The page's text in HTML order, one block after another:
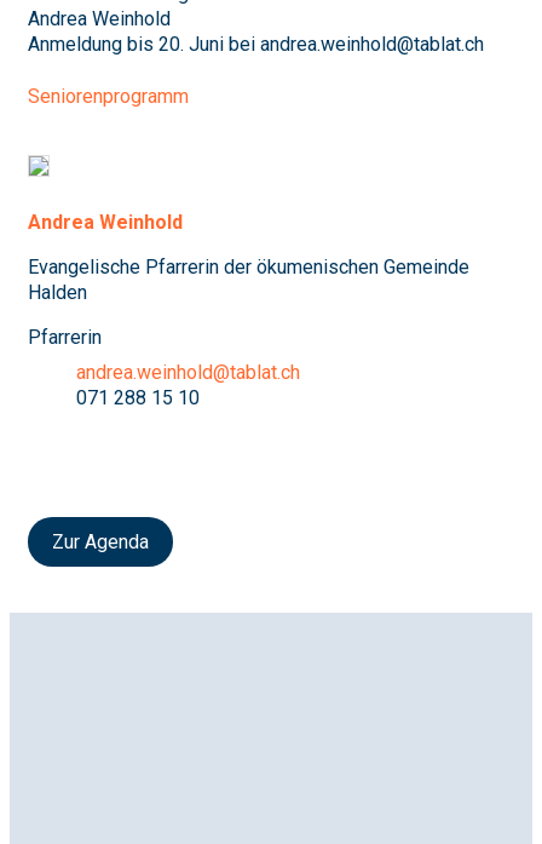
Andrea Weinhold
Anmeldung bis 20. Juni bei andrea.weinhold@tablat.ch
Seniorenprogramm
Andrea Weinhold
Evangelische Pfarrerin der ökumenischen Gemeinde
Halden
Pfarrerin
andrea.weinhold@tablat.ch
071 288 15 10
Zur Agenda